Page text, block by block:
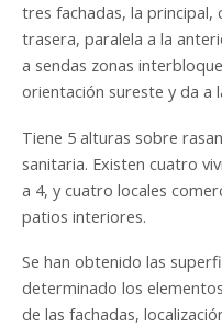
tres fachadas, la principal,
trasera, paralela a la
a sendas zonas
orientación sureste y da a
Tiene 5 alturas sobre
sanitaria. Existen cuatro
a 4, y cuatro locales
patios interiores.
Se han obtenido las
determinado los
de las fachadas,